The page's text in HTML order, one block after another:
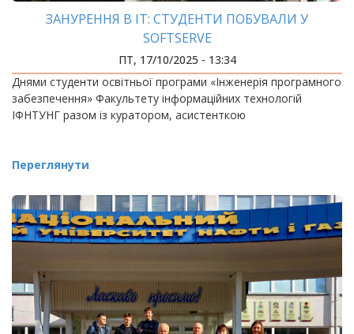
ЗАНУРЕННЯ В ІТ: СТУДЕНТИ ПОБУВАЛИ У
SOFTSERVE
ПТ, 17/10/2025 - 13:34
Днями студенти освітньої програми «Інженерія програмного
забезпечення» Факультету інформаційних технологій
ІФНТУНГ разом із куратором, асистенткою
Переглянути